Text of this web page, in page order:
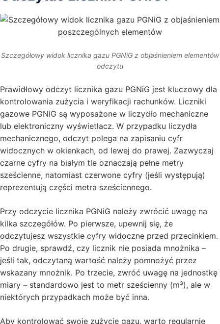
Szczegółowy widok licznika gazu PGNiG z objaśnieniem elementów
odczytu
Prawidłowy odczyt licznika gazu PGNiG jest kluczowy dla
kontrolowania zużycia i weryfikacji rachunków. Liczniki
gazowe PGNiG są wyposażone w liczydło mechaniczne
lub elektroniczny wyświetlacz. W przypadku liczydła
mechanicznego, odczyt polega na zapisaniu cyfr
widocznych w okienkach, od lewej do prawej. Zazwyczaj
czarne cyfry na białym tle oznaczają pełne metry
sześcienne, natomiast czerwone cyfry (jeśli występują)
reprezentują części metra sześciennego.
Przy odczycie licznika PGNiG należy zwrócić uwagę na
kilka szczegółów. Po pierwsze, upewnij się, że
odczytujesz wszystkie cyfry widoczne przed przecinkiem.
Po drugie, sprawdź, czy licznik nie posiada mnożnika –
jeśli tak, odczytaną wartość należy pomnożyć przez
wskazany mnożnik. Po trzecie, zwróć uwagę na jednostkę
miary – standardowo jest to metr sześcienny (m³), ale w
niektórych przypadkach może być inna.
Aby kontrolować swoje zużycie gazu, warto regularnie